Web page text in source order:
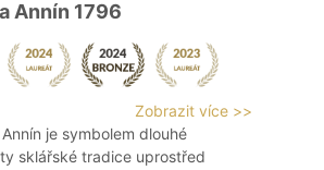
Annín 1796
Zobrazit více >>
je symbolem dlouhé
sklářské tradice uprostřed